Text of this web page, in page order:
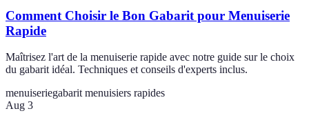
Comment Choisir le Bon Gabarit pour Menuiserie
Rapide
Maîtrisez l'art de la menuiserie rapide avec notre guide sur le choix
du gabarit idéal. Techniques et conseils d'experts inclus.
menuiseriegabarit menuisiers rapides
Aug 3